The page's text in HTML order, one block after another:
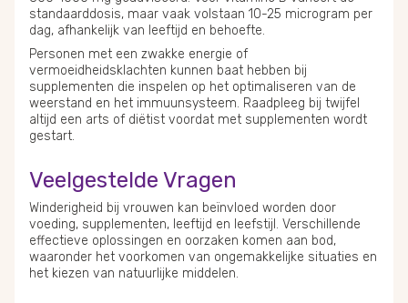
standaarddosis, maar vaak volstaan 10-25 microgram per
dag, afhankelijk van leeftijd en behoefte.
Personen met een zwakke energie of
vermoeidheidsklachten kunnen baat hebben bij
supplementen die inspelen op het optimaliseren van de
weerstand en het immuunsysteem. Raadpleeg bij twijfel
altijd een arts of diëtist voordat met supplementen wordt
gestart.
Veelgestelde Vragen
Winderigheid bij vrouwen kan beïnvloed worden door
voeding, supplementen, leeftijd en leefstijl. Verschillende
effectieve oplossingen en oorzaken komen aan bod,
waaronder het voorkomen van ongemakkelijke situaties en
het kiezen van natuurlijke middelen.